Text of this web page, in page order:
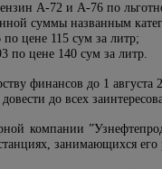
А-72 и А-76 по
суммы названным
цене 115 сум за литр;
по цене 140 сум за литр.
финансов до 1 августа
довести до всех
компании
занимающихся